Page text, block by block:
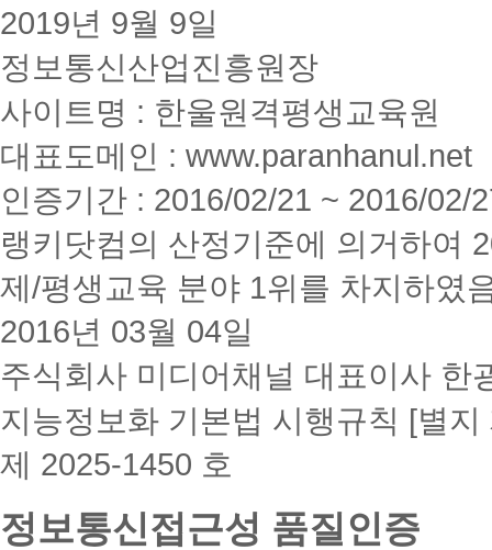
2019년 9월 9일
정보통신산업진흥원장
사이트명 : 한울원격평생교육원
대표도메인 : www.paranhanul.net
인증기간 : 2016/02/21 ~ 2016/02/
랭키닷컴의 산정기준에 의거하여
제/평생교육 분야 1위를 차지하였
2016년 03월 04일
주식회사 미디어채널 대표이사 한
지능정보화 기본법 시행규칙 [별지
제 2025-1450 호
정보통신접근성 품질인증